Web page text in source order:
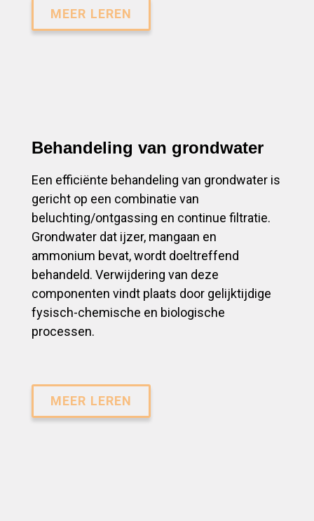
MEER LEREN
Behandeling van grondwater
Een efficiënte behandeling van grondwater is
gericht op een combinatie van
beluchting/ontgassing en continue filtratie.
Grondwater dat ijzer, mangaan en
ammonium bevat, wordt doeltreffend
behandeld. Verwijdering van deze
componenten vindt plaats door gelijktijdige
fysisch-chemische en biologische
processen.
MEER LEREN